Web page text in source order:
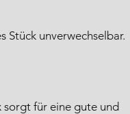
Stück unverwechselbar.
sorgt für eine gute und